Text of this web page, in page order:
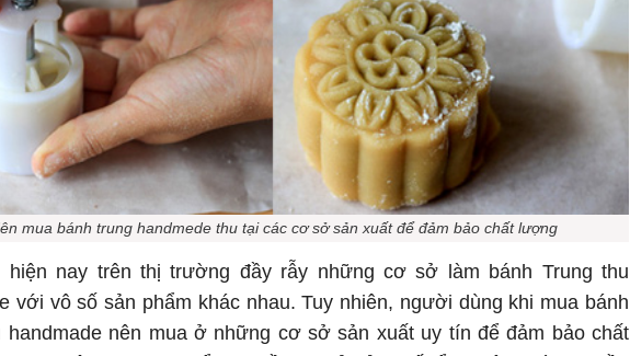
mua bánh trung handmede thu tại các cơ sở sản xuất để đảm bảo chất lượng
hiện nay trên thị trường đầy rẫy những cơ sở làm bánh Trung thu
với vô số sản phẩm khác nhau. Tuy nhiên, người dùng khi mua bánh
handmade nên mua ở những cơ sở sản xuất uy tín để đảm bảo chất